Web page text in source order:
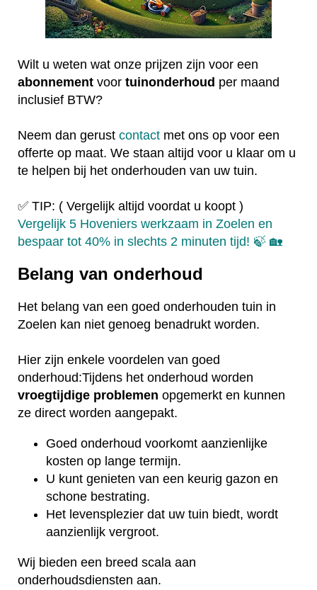
Wilt u weten wat onze prijzen zijn voor een
abonnement voor tuinonderhoud per maand
inclusief BTW?
Neem dan gerust contact met ons op voor een
offerte op maat. We staan altijd voor u klaar om u
te helpen bij het onderhouden van uw tuin.
✅ TIP: ( Vergelijk altijd voordat u koopt )
Vergelijk 5 Hoveniers werkzaam in Zoelen en
bespaar tot 40% in slechts 2 minuten tijd! 🍃 🏡
Belang van onderhoud
Het belang van een goed onderhouden tuin in
Zoelen kan niet genoeg benadrukt worden.
Hier zijn enkele voordelen van goed
onderhoud:Tijdens het onderhoud worden
vroegtijdige problemen opgemerkt en kunnen
ze direct worden aangepakt.
Goed onderhoud voorkomt aanzienlijke
kosten op lange termijn.
U kunt genieten van een keurig gazon en
schone bestrating.
Het levensplezier dat uw tuin biedt, wordt
aanzienlijk vergroot.
Wij bieden een breed scala aan
onderhoudsdiensten aan.